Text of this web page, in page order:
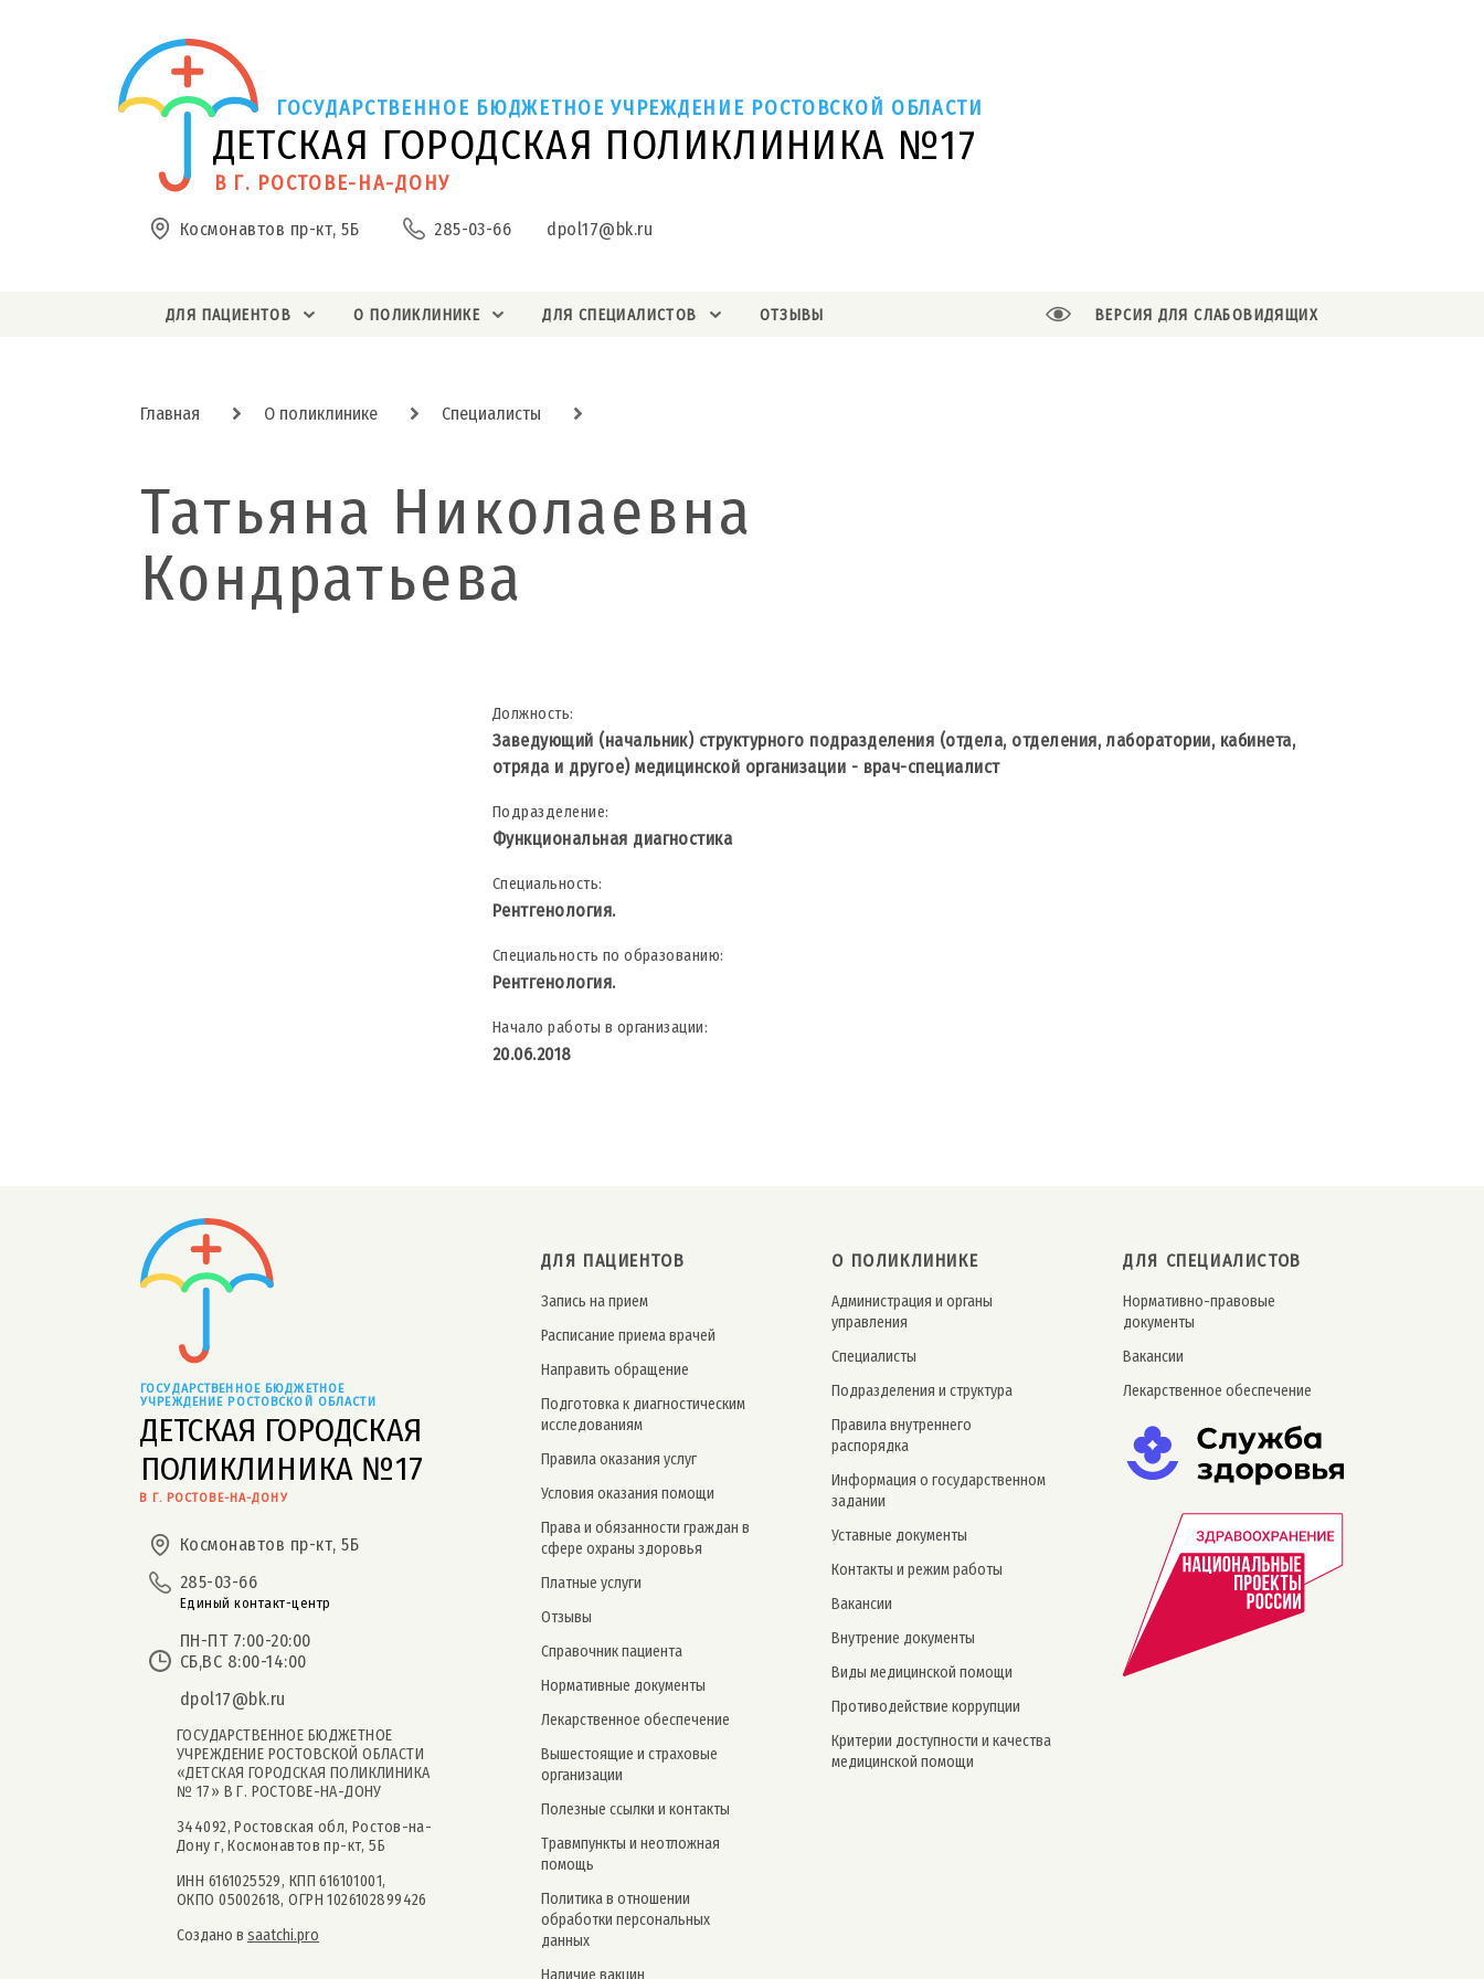
ДЕТСКАЯ ГОРОДСКАЯ ПОЛИКЛИНИКА №17
ГОСУДАРСТВЕННОЕ БЮДЖЕТНОЕ УЧРЕЖДЕНИЕ РОСТОВСКОЙ ОБЛАСТИ
В Г. РОСТОВЕ-НА-ДОНУ
Космонавтов пр-кт, 5Б 285-03-66 dpol17@bk.ru
ДЛЯ ПАЦИЕНТОВ О ПОЛИКЛИНИКЕ ДЛЯ СПЕЦИАЛИСТОВ ОТЗЫВЫ ВЕРСИЯ ДЛЯ СЛАБОВИДЯЩИХ
Главная О поликлинике Специалисты
Татьяна Николаевна
Кондратьева
Должность:
Заведующий (начальник) структурного подразделения (отдела, отделения, лаборатории, кабинета,
отряда и другое) медицинской организации - врач-специалист
Подразделение:
Функциональная диагностика
Специальность:
Рентгенология.
Специальность по образованию:
Рентгенология.
Начало работы в организации:
20.06.2018
ДЕТСКАЯ ГОРОДСКАЯ
ПОЛИКЛИНИКА №17
ГОСУДАРСТВЕННОЕ БЮДЖЕТНОЕ
УЧРЕЖДЕНИЕ РОСТОВСКОЙ ОБЛАСТИ
В Г. РОСТОВЕ-НА-ДОНУ
Космонавтов пр-кт, 5Б
285-03-66
Единый контакт-центр
ПН-ПТ 7:00-20:00
СБ,ВС 8:00-14:00
dpol17@bk.ru
ГОСУДАРСТВЕННОЕ БЮДЖЕТНОЕ
УЧРЕЖДЕНИЕ РОСТОВСКОЙ ОБЛАСТИ
«ДЕТСКАЯ ГОРОДСКАЯ ПОЛИКЛИНИКА
№ 17» В Г. РОСТОВЕ-НА-ДОНУ
344092, Ростовская обл, Ростов-на-
Дону г, Космонавтов пр-кт, 5Б
ИНН 6161025529, КПП 616101001,
ОКПО 05002618, ОГРН 1026102899426
Создано в saatchi.pro
ДЛЯ ПАЦИЕНТОВ
Запись на прием
Расписание приема врачей
Направить обращение
Подготовка к диагностическим
исследованиям
Правила оказания услуг
Условия оказания помощи
Права и обязанности граждан в
сфере охраны здоровья
Платные услуги
Отзывы
Справочник пациента
Нормативные документы
Лекарственное обеспечение
Вышестоящие и страховые
организации
Полезные ссылки и контакты
Травмпункты и неотложная
помощь
Политика в отношении
обработки персональных
данных
Наличие вакцин
О ПОЛИКЛИНИКЕ
Администрация и органы
управления
Специалисты
Подразделения и структура
Правила внутреннего
распорядка
Информация о государственном
задании
Уставные документы
Контакты и режим работы
Вакансии
Внутрение документы
Виды медицинской помощи
Противодействие коррупции
Критерии доступности и качества
медицинской помощи
ДЛЯ СПЕЦИАЛИСТОВ
Нормативно-правовые
документы
Вакансии
Лекарственное обеспечение